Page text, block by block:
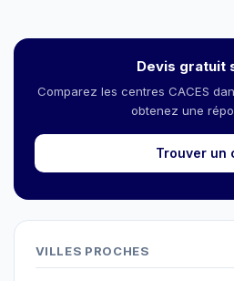
Devis gratuit
Comparez les centres CACES
obtenez une
Trouver un
VILLES PROCHES